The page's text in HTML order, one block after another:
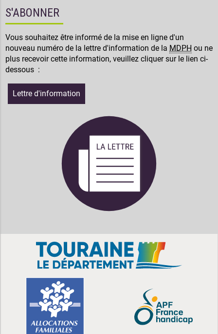
S'ABONNER
Vous souhaitez être informé de la mise en ligne d'un
nouveau numéro de la lettre d'information de la MDPH ou ne
plus recevoir cette information, veuillez cliquer sur le lien ci-
dessous :
Lettre d'information